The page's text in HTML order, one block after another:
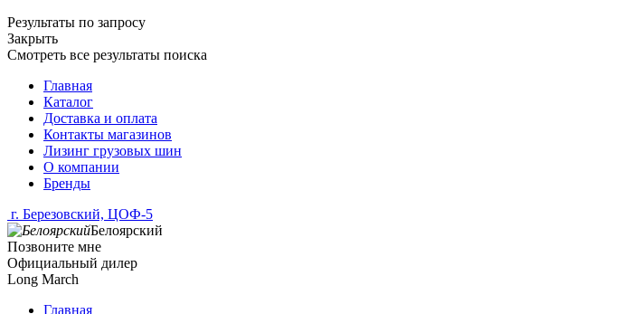
Результаты по запросу
Закрыть
Смотреть все результаты поиска
Главная
Каталог
Доставка и оплата
Контакты магазинов
Лизинг грузовых шин
О компании
Бренды
г. Березовский, ЦОФ-5
Белоярский
Позвоните мне
Официальный дилер
Long March
Главная